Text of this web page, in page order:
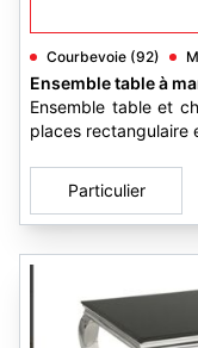
Courbevoie (92)
Ensemble table à
Ensemble table et
places rectangulaire
Particulier